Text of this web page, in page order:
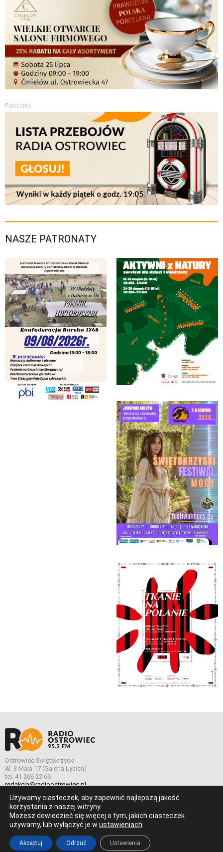
Polecamy
NASZE PATRONATY
Ostrowiec Świętokrzyski
Al. 3 Maja 17 (Galeria Łysica)
tel. 41 266 22 66
redakcja@radioostrowiec.pl
© Wszelkie prawa zastrzeżone. Radio Ostrowiec 2026 Radio
Ostrowiec.
Stworzone z
Używamy ciasteczek, aby zapewnić najlepszą jakość
korzystania z naszej witryny.
Możesz dowiedzieć się więcej o tym, jakich ciasteczek
używamy, lub wyłączyć je w ustawieniach
Akceptuj Odrzuć Ustawienia